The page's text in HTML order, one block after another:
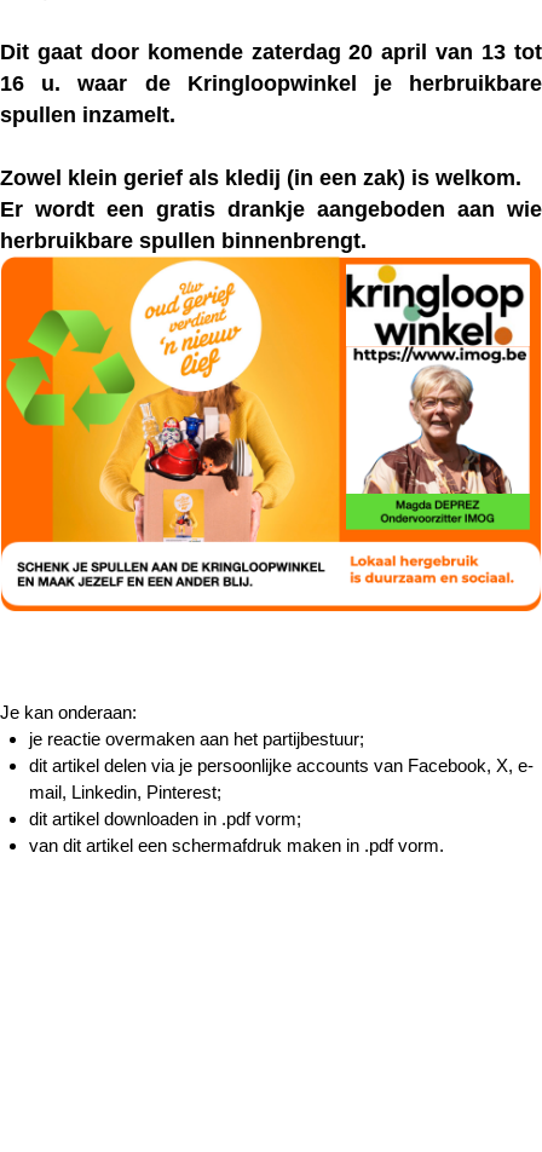
Dit gaat door komende zaterdag 20 april van 13 tot
16 u. waar de Kringloopwinkel je herbruikbare
spullen inzamelt.
Zowel klein gerief als kledij (in een zak) is welkom.
Er wordt een gratis drankje aangeboden aan wie
herbruikbare spullen binnenbrengt.
Je kan onderaan:
je reactie overmaken aan het partijbestuur;
dit artikel delen via je persoonlijke accounts van Facebook, X, e-
mail, Linkedin, Pinterest;
dit artikel downloaden in .pdf vorm;
van dit artikel een schermafdruk maken in .pdf vorm.